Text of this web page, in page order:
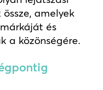
amelyek
és
a közönségére.